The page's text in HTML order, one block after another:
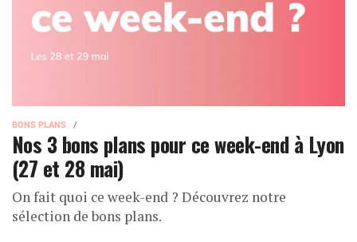
BONS PLANS
Nos 3 bons plans pour ce week-end à Lyon
(27 et 28 mai)
On fait quoi ce week-end ? Découvrez notre
sélection de bons plans.